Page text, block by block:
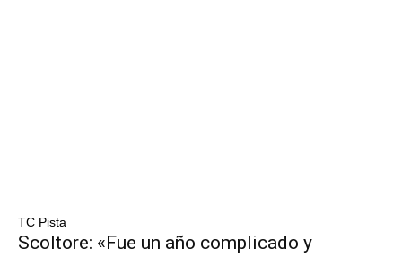
TC Pista
Scoltore: «Fue un año complicado y